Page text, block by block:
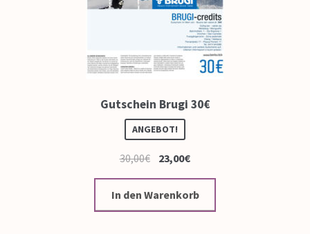
Gutschein Brugi 30€
ANGEBOT!
30,00€ 23,00€
In den Warenkorb